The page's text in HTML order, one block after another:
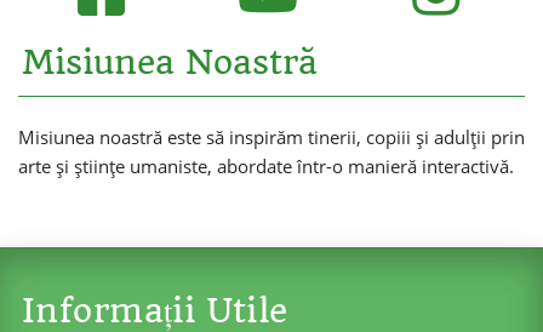
Misiunea Noastră
Misiunea noastră este să inspirăm tinerii, copiii și adulții prin
arte și științe umaniste, abordate într-o manieră interactivă.
Informații Utile